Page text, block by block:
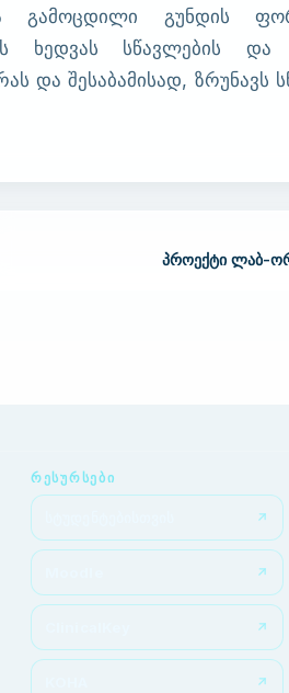
გამოცდილი გუნდის
ხედვას სწავლების და
და შესაბამისად, ზრუნავს
პროექტი ლაბ-
ᲠᲔᲡᲣᲠᲡᲔᲑᲘ